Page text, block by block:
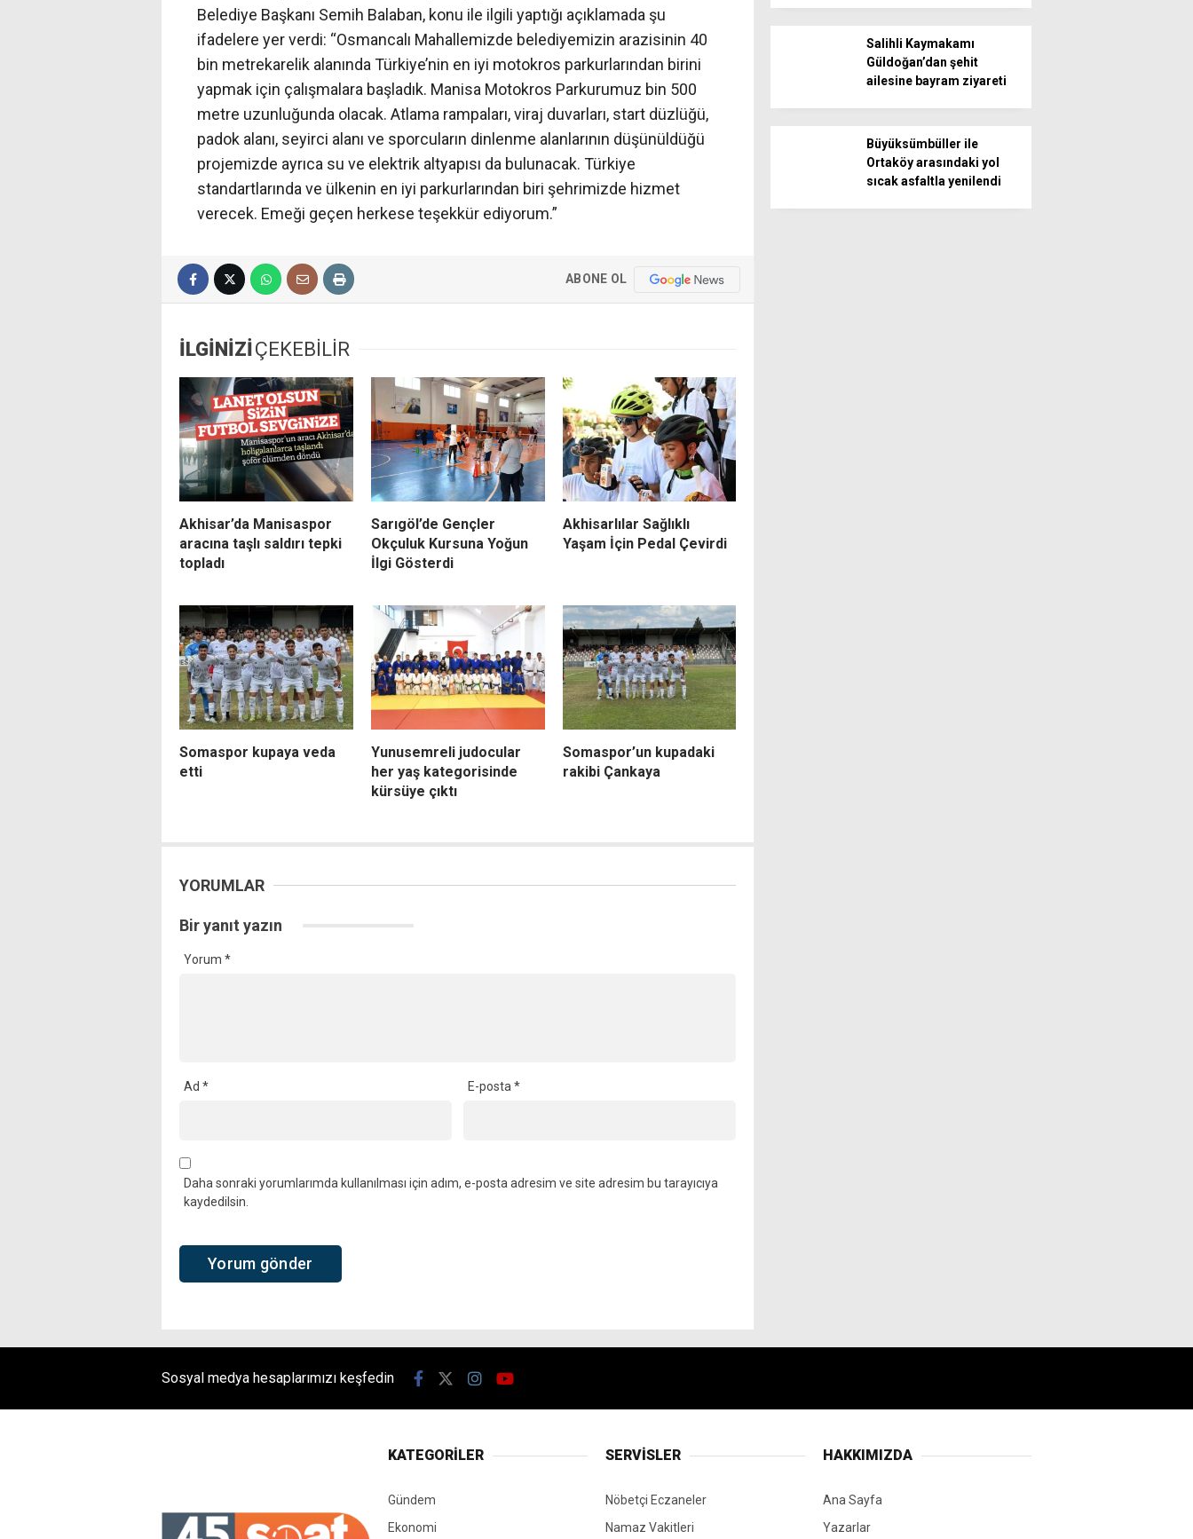
Belediye Başkanı Semih Balaban, konu ile ilgili yaptığı açıklamada şu
ifadelere yer verdi: “Osmancalı Mahallemizde belediyemizin arazisinin 40
bin metrekarelik alanında Türkiye’nin en iyi motokros parkurlarından birini
yapmak için çalışmalara başladık. Manisa Motokros Parkurumuz bin 500
metre uzunluğunda olacak. Atlama rampaları, viraj duvarları, start düzlüğü,
padok alanı, seyirci alanı ve sporcuların dinlenme alanlarının düşünüldüğü
projemizde ayrıca su ve elektrik altyapısı da bulunacak. Türkiye
standartlarında ve ülkenin en iyi parkurlarından biri şehrimizde hizmet
verecek. Emeği geçen herkese teşekkür ediyorum.”
ABONE OL
İLGİNİZİ ÇEKEBİLİR
Akhisar’da Manisaspor
aracına taşlı saldırı tepki
topladı
Sarıgöl’de Gençler
Okçuluk Kursuna Yoğun
İlgi Gösterdi
Akhisarlılar Sağlıklı
Yaşam İçin Pedal Çevirdi
Somaspor kupaya veda
etti
Yunusemreli judocular
her yaş kategorisinde
kürsüye çıktı
Somaspor’un kupadaki
rakibi Çankaya
YORUMLAR
Bir yanıt yazın
Yorum *
Ad * E-posta *
Daha sonraki yorumlarımda kullanılması için adım, e-posta adresim ve site adresim bu tarayıcıya
kaydedilsin.
Salihli Kaymakamı
Güldoğan’dan şehit
ailesine bayram ziyareti
Büyüksümbüller ile
Ortaköy arasındaki yol
sıcak asfaltla yenilendi
Sosyal medya hesaplarımızı keşfedin
KATEGORİLER
Gündem
Ekonomi
SERVİSLER
Nöbetçi Eczaneler
Namaz Vakitleri
HAKKIMIZDA
Ana Sayfa
Yazarlar